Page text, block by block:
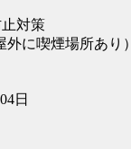
対策
外に喫煙場所あり）
日